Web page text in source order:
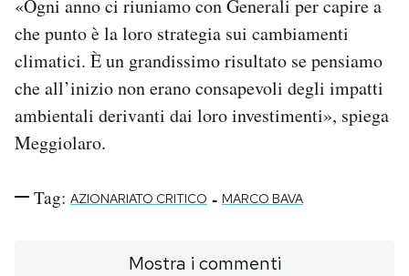
«Ogni anno ci riuniamo con Generali per capire a
che punto è la loro strategia sui cambiamenti
climatici. È un grandissimo risultato se pensiamo
che all’inizio non erano consapevoli degli impatti
ambientali derivanti dai loro investimenti», spiega
Meggiolaro.
Tag: AZIONARIATO CRITICO - MARCO BAVA
Mostra i commenti